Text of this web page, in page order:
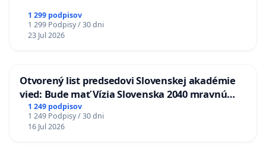
1 299 podpisov
1 299 Podpisy / 30 dni
23 Jul 2026
Otvorený list predsedovi Slovenskej akadémie
vied: Bude mať Vízia Slovenska 2040 mravnú
chrbticu?
1 249 podpisov
1 249 Podpisy / 30 dni
16 Jul 2026